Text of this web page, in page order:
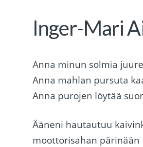
Inger-Mari
Anna minun solmia
Anna mahlan pursuta
Anna purojen löytää
Ääneni hautautuu
moottorisahan pärinään